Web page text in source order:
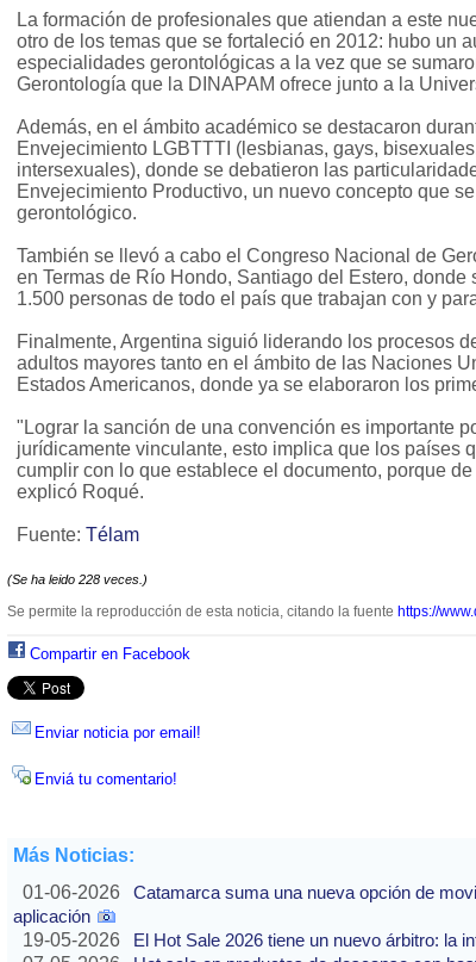
La formación de profesionales que atiendan a este
otro de los temas que se fortaleció en 2012: hubo un
especialidades gerontológicas a la vez que se
Gerontología que la DINAPAM ofrece junto a la
Además, en el ámbito académico se destacaron
Envejecimiento LGBTTTI (lesbianas, gays,
intersexuales), donde se debatieron las
Envejecimiento Productivo, un nuevo concepto que
gerontológico.
También se llevó a cabo el Congreso Nacional de
en Termas de Río Hondo, Santiago del Estero,
1.500 personas de todo el país que trabajan con y
Finalmente, Argentina siguió liderando los procesos
adultos mayores tanto en el ámbito de las Naciones
Estados Americanos, donde ya se elaboraron los
"Lograr la sanción de una convención es importante
jurídicamente vinculante, esto implica que los países
cumplir con lo que establece el documento, porque
explicó Roqué.
Fuente: Télam
(Se ha leido 228 veces.)
Se permite la reproducción de esta noticia, citando la fuente https://
Compartir en Facebook
Enviar noticia por email!
Enviá tu comentario!
Más Noticias:
01-06-2026
Catamarca suma una nueva opción de
aplicación
19-05-2026
El Hot Sale 2026 tiene un nuevo árbitro: la